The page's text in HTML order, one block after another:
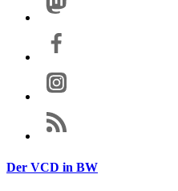
Der VCD in BW